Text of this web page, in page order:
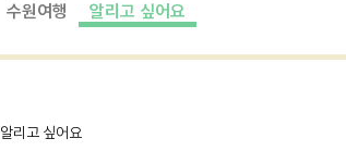
수원여행 알리고 싶어요
알리고 싶어요